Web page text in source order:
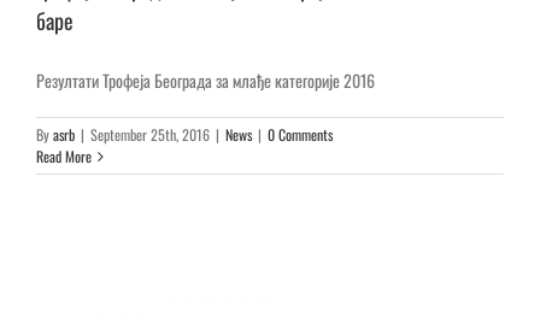
баре
Резултати Трофеја Београда за млађе категорије 2016
Byasrb | September 25th, 2016 | News | 0 Comments
Read More